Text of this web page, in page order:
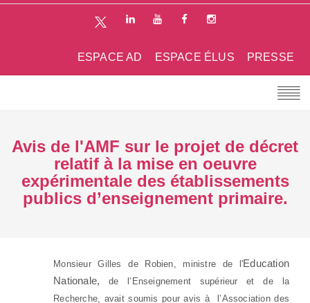
PRESSE
ESPACE ÉLUS
ESPACE AD
Avis de l'AMF sur le projet de décret
relatif à la mise en oeuvre
expérimentale des établissements
publics d’enseignement primaire.
Monsieur Gilles de Robien, ministre de l'Education
Nationale, de l’Enseignement supérieur et de la
Recherche, avait soumis pour avis à
l’Association des